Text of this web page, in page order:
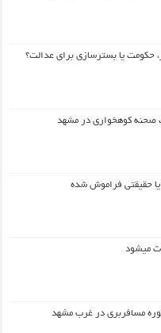
حکومت یا بسترسازی برای عدالت؟
صحنه کوهخواری در مشهد
یا حقیقتی فراموش شده
میشود
مسافربری در غرب مشهد